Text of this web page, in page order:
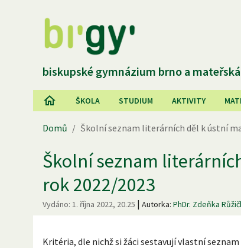
biskupské gymnázium brno a
ŠKOLA STUDIUM AKTIVITY
Domů / Školní seznam literárních děl k ústní
Školní seznam
rok 2022/2023
Vydáno: 1. října 2022, 20.25 | Autorka: PhDr. Zdeňka
Kritéria, dle nichž si žáci sestavují vlastní